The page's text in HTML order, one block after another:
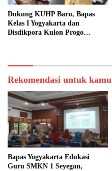
Dukung KUHP Baru, Bapas
Kelas I Yogyakarta dan
Disdikpora Kulon Progo
Rekomendasi untuk kamu
Bapas Yogyakarta Edukasi
Guru SMKN 1 Seyegan,